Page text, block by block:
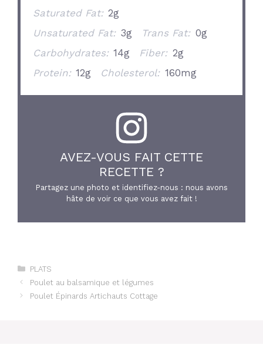
Saturated Fat: 2g
Unsaturated Fat: 3g Trans Fat: 0g
Carbohydrates: 14g Fiber: 2g
Protein: 12g Cholesterol: 160mg
AVEZ-VOUS FAIT CETTE
RECETTE ?
Partagez une photo et identifiez-nous : nous avons
hâte de voir ce que vous avez fait !
Catégories
PLATS
Poulet au balsamique et légumes
Poulet Épinards Artichauts Cottage